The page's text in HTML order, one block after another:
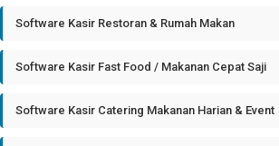
Software Kasir Restoran & Rumah Makan
Software Kasir Fast Food / Makanan Cepat Saji
Software Kasir Catering Makanan Harian & Event